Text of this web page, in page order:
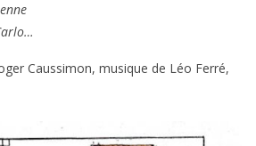
Caussimon, musique de Léo Ferré,